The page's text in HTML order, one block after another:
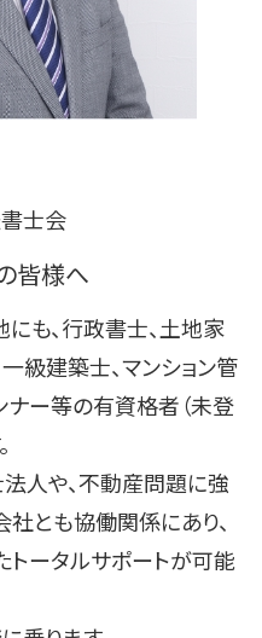
士会
皆様へ
も、行政書士、土地家
級建築士、マンション管
ナー等の有資格者（未登
人や、不動産問題に強
とも協働関係にあり、
ータルサポートが可能